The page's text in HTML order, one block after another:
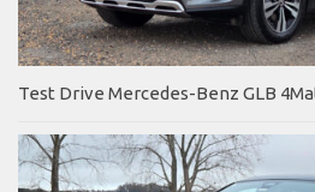
Test Drive Mercedes-Benz GLB